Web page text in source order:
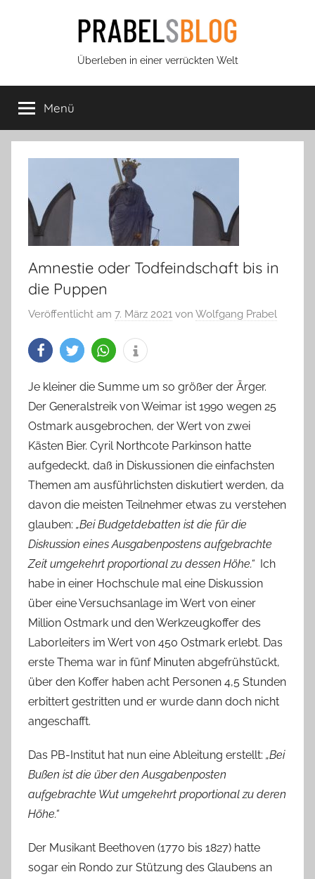
Prabels
Blog
Überleben in einer verrückten Welt
Menü
Amnestie oder Todfeindschaft bis in
die Puppen
Veröffentlicht am 7. März 2021 von Wolfgang Prabel
Je kleiner die Summe um so größer der Ärger.
Der Generalstreik von Weimar ist 1990 wegen 25
Ostmark ausgebrochen, der Wert von zwei
Kästen Bier. Cyril Northcote Parkinson hatte
aufgedeckt, daß in Diskussionen die einfachsten
Themen am ausführlichsten diskutiert werden, da
davon die meisten Teilnehmer etwas zu verstehen
glauben: „Bei Budgetdebatten ist die für die
Diskussion eines Ausgabenpostens aufgebrachte
Zeit umgekehrt proportional zu dessen Höhe.“ Ich
habe in einer Hochschule mal eine Diskussion
über eine Versuchsanlage im Wert von einer
Million Ostmark und den Werkzeugkoffer des
Laborleiters im Wert von 450 Ostmark erlebt. Das
erste Thema war in fünf Minuten abgefrühstückt,
über den Koffer haben acht Personen 4,5 Stunden
erbittert gestritten und er wurde dann doch nicht
angeschafft.
Das PB-Institut hat nun eine Ableitung erstellt: „Bei
Bußen ist die über den Ausgabenposten
aufgebrachte Wut umgekehrt proportional zu deren
Höhe.“
Der Musikant Beethoven (1770 bis 1827) hatte
sogar ein Rondo zur Stützung des Glaubens an